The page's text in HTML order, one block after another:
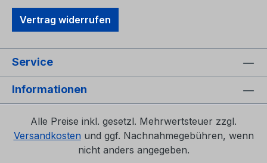
Vertrag widerrufen
Service
Informationen
Alle Preise inkl. gesetzl. Mehrwertsteuer zzgl.
Versandkosten und ggf. Nachnahmegebühren, wenn
nicht anders angegeben.